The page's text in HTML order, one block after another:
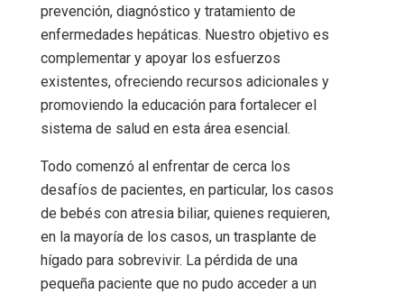
prevención, diagnóstico y tratamiento de
enfermedades hepáticas. Nuestro objetivo es
complementar y apoyar los esfuerzos
existentes, ofreciendo recursos adicionales y
promoviendo la educación para fortalecer el
sistema de salud en esta área esencial.
Todo comenzó al enfrentar de cerca los
desafíos de pacientes, en particular, los casos
de bebés con atresia biliar, quienes requieren,
en la mayoría de los casos, un trasplante de
hígado para sobrevivir. La pérdida de una
pequeña paciente que no pudo acceder a un